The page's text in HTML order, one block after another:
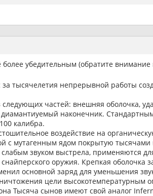
убедительным (обратите
тысячелетия непрерывной работы
частей: внешняя оболочка,
наконечник.
калибра.
воздействие на
с мутагенным ядом покрытую
звуком выстрела, применяются
оружия. Крепкая оболочка
основной заряд для уменьшения
цели высокотемпературным
Тысяча сынов имеют свой аналог